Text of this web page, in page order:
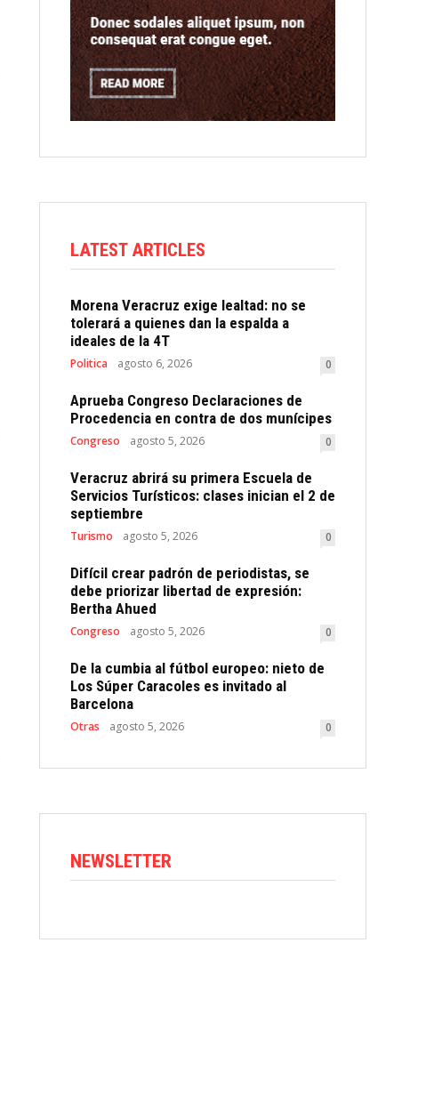
LATEST ARTICLES
Morena Veracruz exige lealtad: no se
tolerará a quienes dan la espalda a
ideales de la 4T
Politica agosto 6, 2026 0
Aprueba Congreso Declaraciones de
Procedencia en contra de dos munícipes
Congreso agosto 5, 2026 0
Veracruz abrirá su primera Escuela de
Servicios Turísticos: clases inician el 2 de
septiembre
Turismo agosto 5, 2026 0
Difícil crear padrón de periodistas, se
debe priorizar libertad de expresión:
Bertha Ahued
Congreso agosto 5, 2026 0
De la cumbia al fútbol europeo: nieto de
Los Súper Caracoles es invitado al
Barcelona
Otras agosto 5, 2026 0
NEWSLETTER